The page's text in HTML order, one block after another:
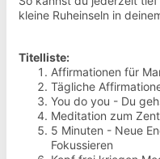
kleine Ruheinseln in
Titelliste:
Affirmationen für
Tägliche
You do you - Du
Meditation zum
5 Minuten - Neue
Fokussieren